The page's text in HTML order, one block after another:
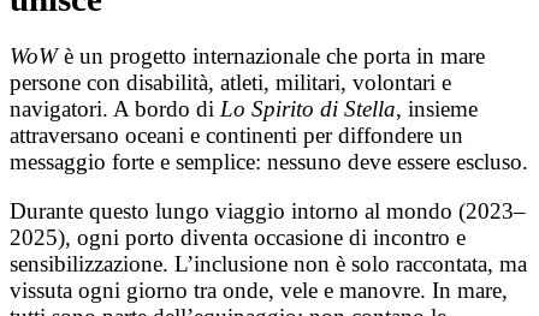
WoWè un progetto internazionale che porta in mare
persone con disabilità, atleti, militari, volontari e
navigatori. A bordo di Lo Spirito di Stella, insieme
attraversano oceani e continenti per diffondere un
messaggio forte e semplice: nessuno deve essere escluso.
Durante questo lungo viaggio intorno al mondo (2023–
2025), ogni porto diventa occasione di incontro e
sensibilizzazione. L’inclusione non è solo raccontata, ma
vissuta ogni giorno tra onde, vele e manovre. In mare,